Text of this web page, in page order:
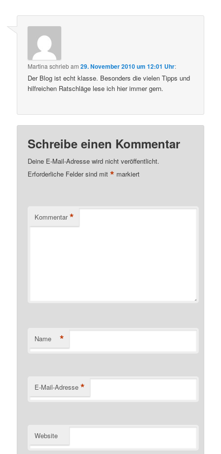
Martina schriebam29. November 2010 um 12:01 Uhr:
Der Blog ist echt klasse. Besonders die vielen Tipps und
hilfreichen Ratschläge lese ich hier immer gern.
Schreibe einen Kommentar
Deine E-Mail-Adresse wird nicht veröffentlicht.
Erforderliche Felder sind mit* markiert
Kommentar *
Name *
E-Mail-Adresse *
Website